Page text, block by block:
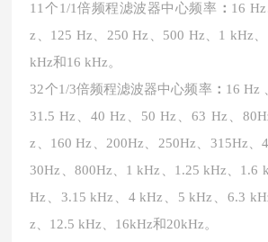
11个1/1倍频程滤波器中心频率 ： 16
z、125 Hz、250 Hz、500 Hz、1 kHz
kHz和16 kHz。
32个1/3倍频程滤波器中心频率 ： 16 Hz
31.5 Hz、40 Hz、50 Hz、63 Hz、
z、160 Hz、200Hz、250Hz、315Hz、
30Hz、800Hz、1 kHz、1.25 kHz、1.6
Hz、3.15 kHz、4 kHz、5 kHz、6.3
z、12.5 kHz、16kHz和20kHz。